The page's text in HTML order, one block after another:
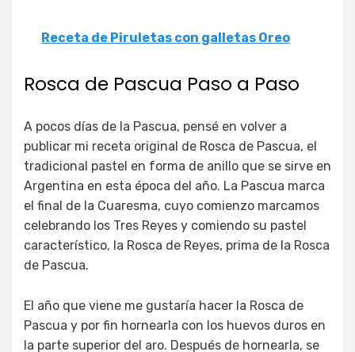
Receta de Piruletas con galletas Oreo
Rosca de Pascua Paso a Paso
A pocos días de la Pascua, pensé en volver a
publicar mi receta original de Rosca de Pascua, el
tradicional pastel en forma de anillo que se sirve en
Argentina en esta época del año. La Pascua marca
el final de la Cuaresma, cuyo comienzo marcamos
celebrando los Tres Reyes y comiendo su pastel
característico, la Rosca de Reyes, prima de la Rosca
de Pascua.
El año que viene me gustaría hacer la Rosca de
Pascua y por fin hornearla con los huevos duros en
la parte superior del aro. Después de hornearla, se